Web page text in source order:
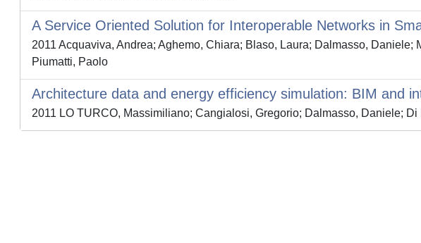
A Service Oriented Solution for Interoperable Networks in
2011 Acquaviva, Andrea; Aghemo, Chiara; Blaso, Laura; Dalmasso,
Piumatti, Paolo
Architecture data and energy efficiency simulation: BIM and
2011 LO TURCO, Massimiliano; Cangialosi, Gregorio; Dalmasso, Daniele;